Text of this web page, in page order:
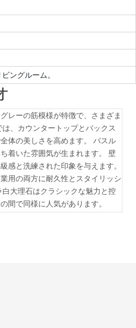
ングルーム。
レーの筋模様が特徴で、さまざま
、カウンタートップとバックス
体の美しさを高めます。 バスル
着いた雰囲気が生まれます。 壁
感と洗練された印象を与えます。
用の両方に耐久性とスタイリッシ
大理石はクラシックな魅力と控
間で同様に人気があります。